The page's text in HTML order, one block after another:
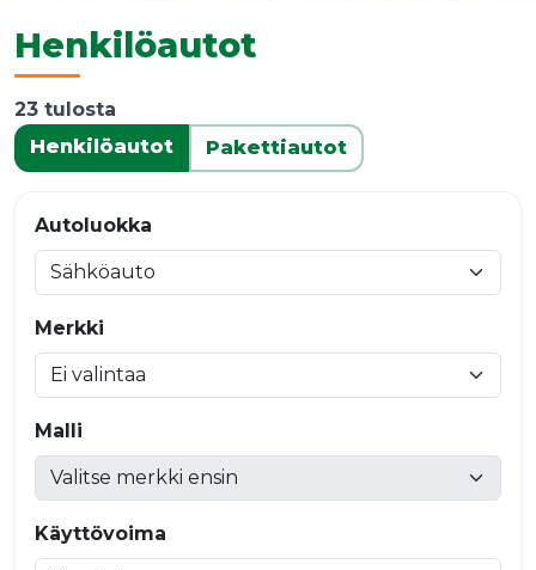
Henkilöautot
23 tulosta
Henkilöautot
Pakettiautot
Autoluokka
Merkki
Malli
Käyttövoima